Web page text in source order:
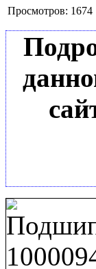
Просмотров: 1674